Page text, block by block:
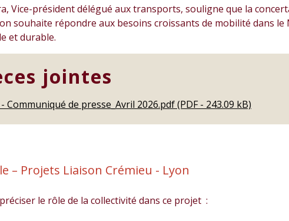
Vice-président délégué aux transports, souligne que la
souhaite répondre aux besoins croissants de mobilité dans
et durable.
jointes
Communiqué de presse_Avril 2026.pdf (PDF - 243.09 kB)
– Projets Liaison Crémieu - Lyon
le rôle de la collectivité dans ce projet :